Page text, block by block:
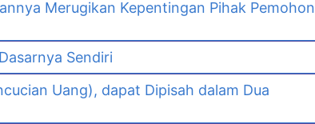
Merugikan Kepentingan Pihak Pemohon
Sendiri
Uang), dapat Dipisah dalam Dua